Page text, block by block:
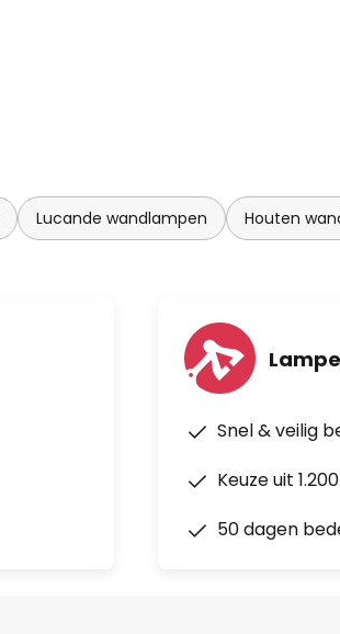
Lucande wandlampen Houten
Snel & veilig
Keuze uit
50 dagen